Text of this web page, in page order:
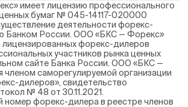
имеет лицензию профессионального
бумаг № 045-14117-020000
деятельности форекс-
Банком России. ООО «БКС — Форекс»
лицензированных форекс-дилеров
участников рынка ценных
сайте Банка России. ООО «БКС —
членом саморегулируемой организации
дилеров», свидетельство
№ 48 от 30.11.2021.
номер форекс-дилера в реестре членов